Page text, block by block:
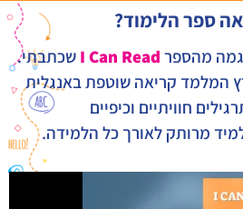
ספר הלימוד?
מהספר I Can Read שכתבתי.
המלמד קריאה שוטפת באנגלית
חוויתיים וכיפיים
מרותק לאורך כל הלמידה.